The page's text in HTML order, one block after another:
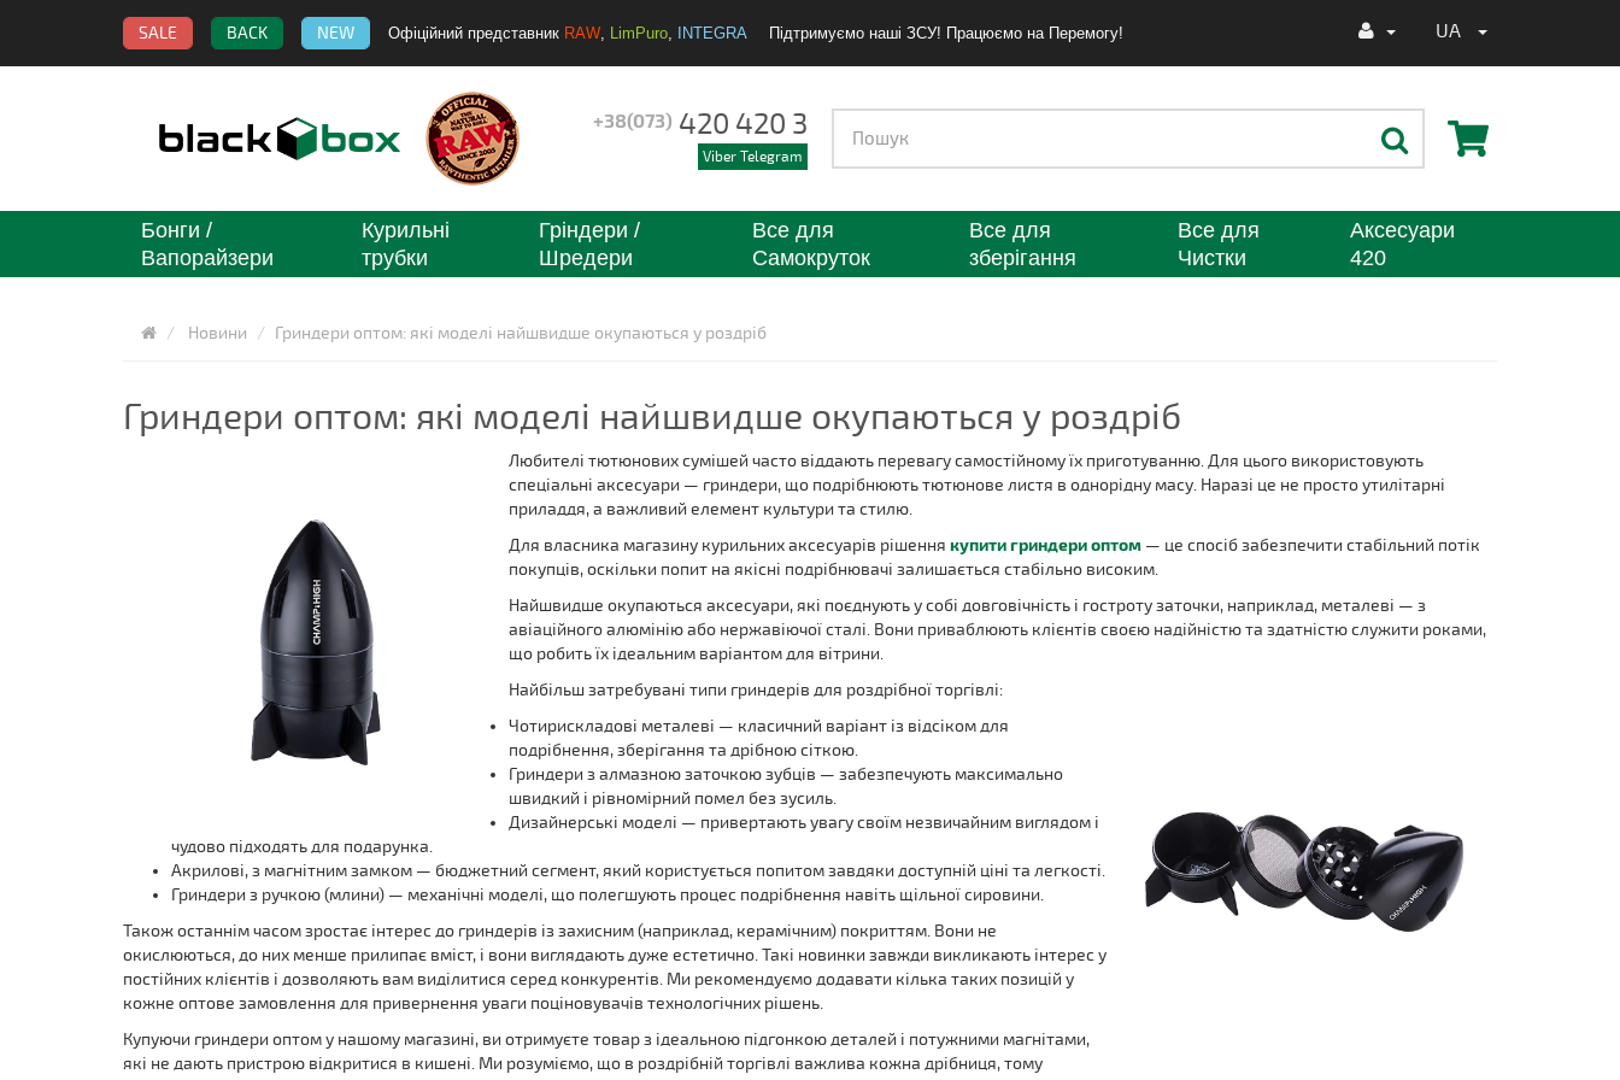
SALE BACK NEW Офіційний представник RAW LimPuro INTEGRA Підтримуємо наші ЗСУ! Працюємо на Перемогу! UA
+38(073) 420 420 3
Viber Telegram
Бонги /
Вапорайзери
Курильні
трубки
Гріндери /
Шредери
Все для
Самокруток
Все для
зберігання
Все для
Чистки
Аксесуари
420
Новини Гриндери оптом: які моделі найшвидше окупаються у роздріб
Гриндери оптом: які моделі найшвидше окупаються у роздріб
Любителі тютюнових сумішей часто віддають перевагу самостійному їх приготуванню. Для цього використовують
спеціальні аксесуари — гриндери, що подрібнюють тютюнове листя в однорідну масу. Наразі це не просто утилітарні
приладдя, а важливий елемент культури та стилю.
Для власника магазину курильних аксесуарів рішення купити гриндери оптом — це спосіб забезпечити стабільний потік
покупців, оскільки попит на якісні подрібнювачі залишається стабільно високим.
Найшвидше окупаються аксесуари, які поєднують у собі довговічність і гостроту заточки, наприклад, металеві — з
авіаційного алюмінію або нержавіючої сталі. Вони приваблюють клієнтів своєю надійністю та здатністю служити роками,
що робить їх ідеальним варіантом для вітрини.
Найбільш затребувані типи гриндерів для роздрібної торгівлі:
Чотирискладові металеві — класичний варіант із відсіком для
подрібнення, зберігання та дрібною сіткою.
Гриндери з алмазною заточкою зубців — забезпечують максимально
швидкий і рівномірний помел без зусиль.
Дизайнерські моделі — привертають увагу своїм незвичайним виглядом і
чудово підходять для подарунка.
Акрилові, з магнітним замком — бюджетний сегмент, який користується попитом завдяки доступній ціні та легкості.
Гриндери з ручкою (млини) — механічні моделі, що полегшують процес подрібнення навіть щільної сировини.
Також останнім часом зростає інтерес до гриндерів із захисним (наприклад, керамічним) покриттям. Вони не
окислюються, до них менше прилипає вміст, і вони виглядають дуже естетично. Такі новинки завжди викликають інтерес у
постійних клієнтів і дозволяють вам виділитися серед конкурентів. Ми рекомендуємо додавати кілька таких позицій у
кожне оптове замовлення для привернення уваги поціновувачів технологічних рішень.
Купуючи гриндери оптом у нашому магазині, ви отримуєте товар з ідеальною підгонкою деталей і потужними магнітами,
які не дають пристрою відкритися в кишені. Ми розуміємо, що в роздрібній торгівлі важлива кожна дрібниця, тому